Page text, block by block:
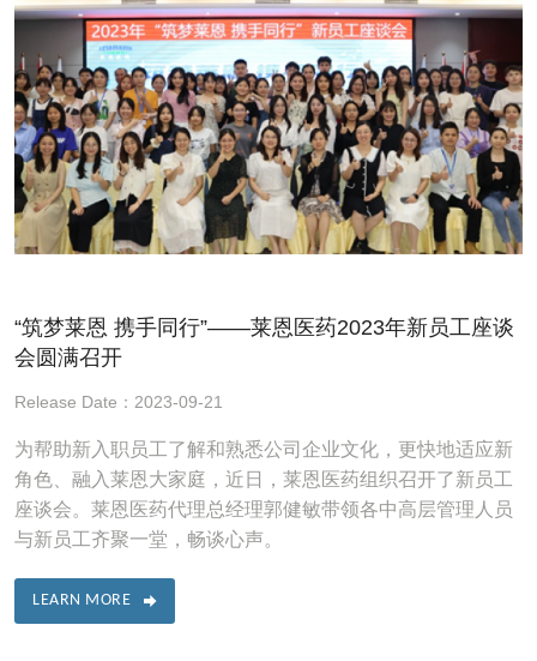
“筑梦莱恩 携手同行”——莱恩医药2023年新员工座谈
会圆满召开
Release Date：2023-09-21
为帮助新入职员工了解和熟悉公司企业文化，更快地适应新
角色、融入莱恩大家庭，近日，莱恩医药组织召开了新员工
座谈会。莱恩医药代理总经理郭健敏带领各中高层管理人员
与新员工齐聚一堂，畅谈心声。
LEARN MORE